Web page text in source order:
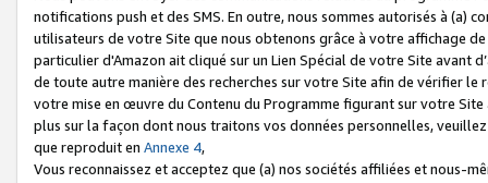
notifications push et des SMS. En outre, nous sommes autorisés à
utilisateurs de votre Site que nous obtenons grâce à votre affichage
particulier d'Amazon ait cliqué sur un Lien Spécial de votre Site avant
de toute autre manière des recherches sur votre Site afin de vérifier
votre mise en œuvre du Contenu du Programme figurant sur votre
plus sur la façon dont nous traitons vos données personnelles,
que reproduit en Annexe 4,
Vous reconnaissez et acceptez que (a) nos sociétés affiliées et nous-